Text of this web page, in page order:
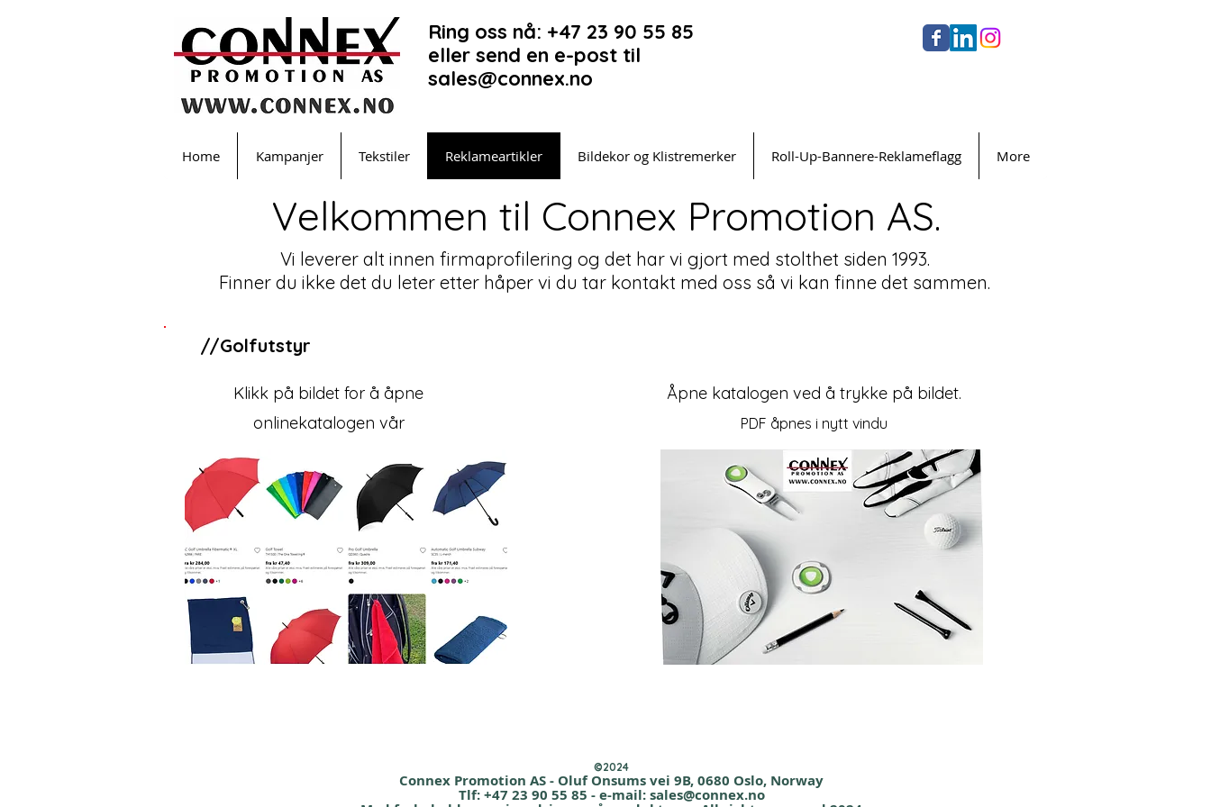
Ring oss nå: +47 23 90 55 85
eller send en e-post til
sales@connex.no
Home Kampanjer Tekstiler Reklameartikler Bildekor og Klistremerker Roll-Up-Bannere-Reklameflagg More
Velkommen til Connex Promotion AS.
Vi leverer alt innen firmaprofilering og det har vi gjort med stolthet siden 1993.
Finner du ikke det du leter etter håper vi du tar kontakt med oss så vi kan finne det sammen.
//Golfutstyr
Klikk på bildet for å åpne
onlinekatalogen vår
Åpne katalogen ved å trykke på bildet.
PDF åpnes i nytt vindu
©2024
Connex Promotion AS - Oluf Onsums vei 9B, 0680 Oslo, Norway
Tlf: +47 23 90 55 85 - e-mail:sales@connex.no